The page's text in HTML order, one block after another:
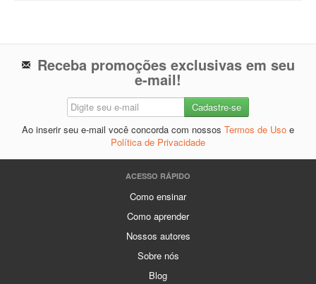
Receba promoções exclusivas em seu
e-mail!
Ao inserir seu e-mail você concorda com nossos Termos de Uso e
Política de Privacidade
ACESSO RÁPIDO
Como ensinar
Como aprender
Nossos autores
Sobre nós
Blog